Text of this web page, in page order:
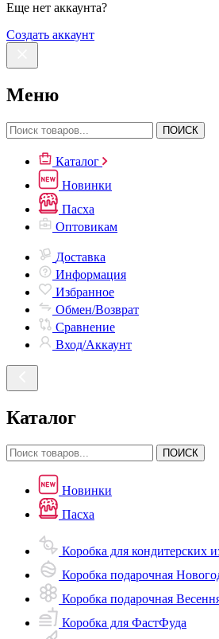
Еще нет аккаунта?
Создать аккаунт
Меню
ПОИСК
Каталог
Новинки
Пасха
Оптовикам
Доставка
Информация
Избранное
Обмен/Возврат
Сравнение
Вход/Аккаунт
Каталог
ПОИСК
Новинки
Пасха
Коробка для кондитерских
Коробка подарочная
Коробка подарочная
Коробка для ФастФуда